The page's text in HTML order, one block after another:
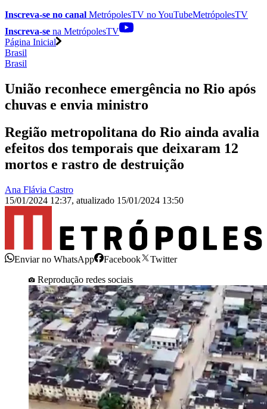
Inscreva-se no canal MetrópolesTV noYouTubeMetrópolesTV
Inscreva-se na MetrópolesTV
Página Inicial
Brasil
Brasil
União reconhece emergência no Rio após
chuvas e envia ministro
Região metropolitana do Rio ainda avalia
efeitos dos temporais que deixaram 12
mortos e rastro de destruição
Ana Flávia Castro
15/01/2024 12:37, atualizado 15/01/2024 13:50
Enviar no WhatsApp Facebook
Twitter
Reprodução redes sociais